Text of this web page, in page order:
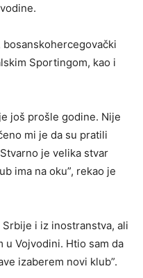
Sportingom, kao i
još prošle godine. Nije
mi je da su pratili
je velika stvar
ima na oku”, rekao je
i iz inostranstva, ali
u Vojvodini. Htio sam da
izaberem novi klub”.